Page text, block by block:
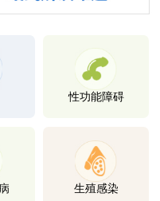
性功能障碍
生殖感染